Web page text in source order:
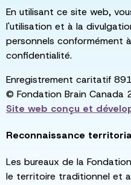
En utilisant ce site web,
l'utilisation et à la
personnels conformément
confidentialité.
Enregistrement caritatif
© Fondation Brain Canada
Site web conçu et
Reconnaissance
Les bureaux de la
le territoire traditionnel et